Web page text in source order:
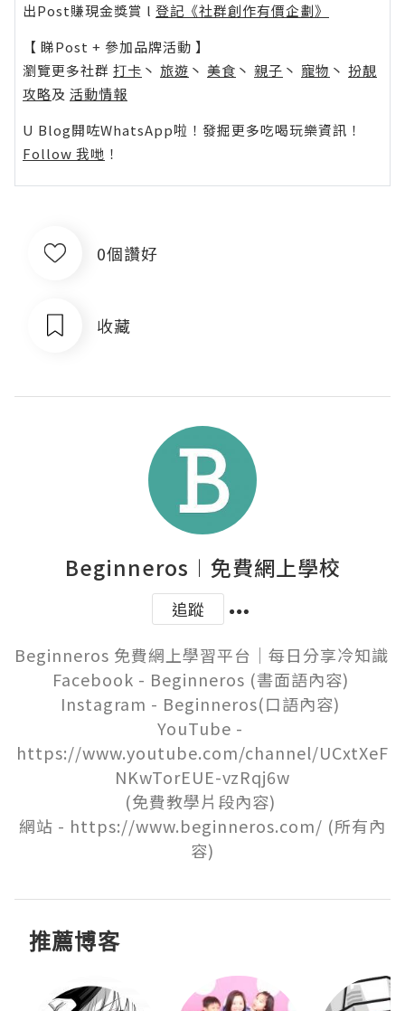
出Post賺現金獎賞 l 登記《社群創作有價企劃》
【 睇Post + 參加品牌活動 】
瀏覽更多社群 打卡 丶 旅遊 丶 美食 丶 親子 丶 寵物 丶 扮靚
攻略及 活動情報
U Blog開咗WhatsApp啦！發掘更多吃喝玩樂資訊！
Follow 我哋 ！
0個讚好
收藏
Beginneros︱免費網上學校
追蹤
Beginneros 免費網上學習平台｜每日分享冷知識
Facebook - Beginneros (書面語內容)
Instagram - Beginneros(口語內容)
YouTube -
https://www.youtube.com/channel/UCxtXeF
NKwTorEUE-vzRqj6w
(免費教學片段內容)
網站 - https://www.beginneros.com/ (所有內
容)
推薦博客